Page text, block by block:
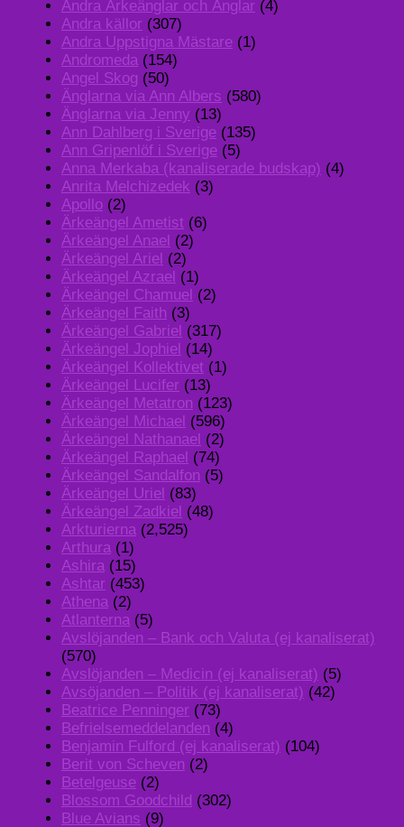
Andra Ärkeänglar och Änglar (4)
Andra källor (307)
Andra Uppstigna Mästare (1)
Andromeda (154)
Angel Skog (50)
Änglarna via Ann Albers (580)
Änglarna via Jenny (13)
Ann Dahlberg i Sverige (135)
Ann Gripenlöf i Sverige (5)
Anna Merkaba (kanaliserade budskap) (4)
Anrita Melchizedek (3)
Apollo (2)
Ärkeängel Ametist (6)
Ärkeängel Anael (2)
Ärkeängel Ariel (2)
Ärkeängel Azrael (1)
Ärkeängel Chamuel (2)
Ärkeängel Faith (3)
Ärkeängel Gabriel (317)
Ärkeängel Jophiel (14)
Ärkeängel Kollektivet (1)
Ärkeängel Lucifer (13)
Ärkeängel Metatron (123)
Ärkeängel Michael (596)
Ärkeängel Nathanael (2)
Ärkeängel Raphael (74)
Ärkeängel Sandalfon (5)
Ärkeängel Uriel (83)
Ärkeängel Zadkiel (48)
Arkturierna (2,525)
Arthura (1)
Ashira (15)
Ashtar (453)
Athena (2)
Atlanterna (5)
Avslöjanden – Bank och Valuta (ej kanaliserat)
(570)
Avslöjanden – Medicin (ej kanaliserat) (5)
Avsöjanden – Politik (ej kanaliserat) (42)
Beatrice Penninger (73)
Befrielsemeddelanden (4)
Benjamin Fulford (ej kanaliserat) (104)
Berit von Scheven (2)
Betelgeuse (2)
Blossom Goodchild (302)
Blue Avians (9)